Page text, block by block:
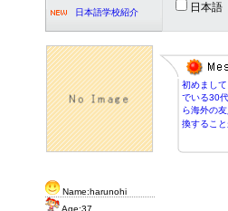
日本語学校紹介
J&T PARTY台湾人ボ
ランティア募集
J&T PARTY
2020/2/7
日本語
Name:harunohi
Age:37
初めまし
でいる30
ら海外の
換するこ